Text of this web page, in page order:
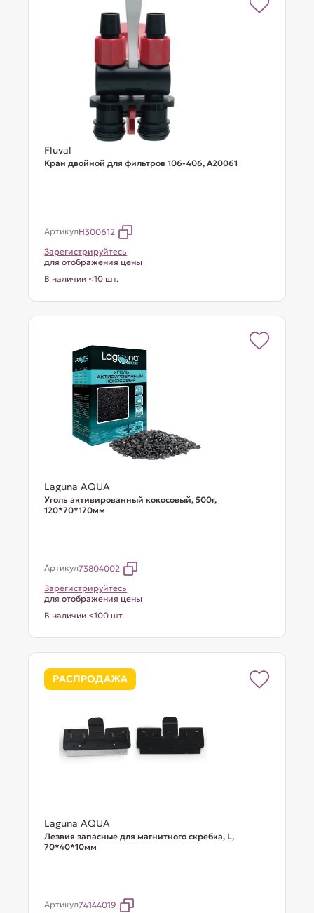
Fluval
Кран двойной для фильтров 106-406, A20061
АртикулH300612
Зарегистрируйтесь
для отображения цены
В наличии <10 шт.
Laguna AQUA
Уголь активированный кокосовый, 500г,
120*70*170мм
Артикул73804002
Зарегистрируйтесь
для отображения цены
В наличии <100 шт.
РАСПРОДАЖА
Laguna AQUA
Лезвия запасные для магнитного скребка, L,
70*40*10мм
Артикул74144019